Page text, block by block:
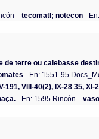
tecomatl; notecon -
de terre ou calebasse
- En: 1551-95
191, VIII-40(2), IX-28 35, XI-
- En: 1595 Rincón vaso